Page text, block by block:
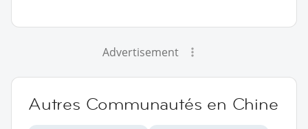
Advertisement
Autres Communautés en Chine